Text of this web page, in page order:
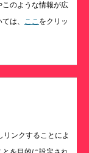
のような情報が広
は、 ここ をクリッ
リンクすることによ